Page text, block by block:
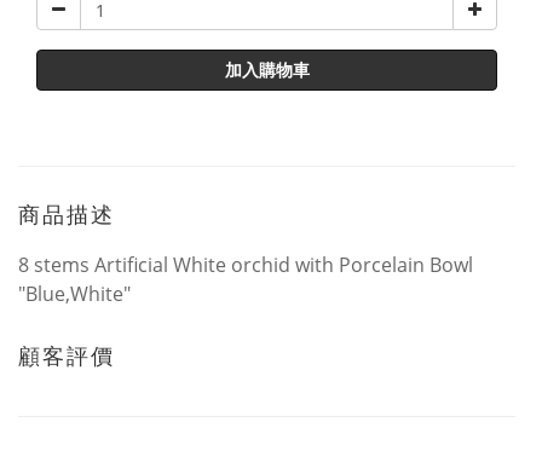
加入購物車
商品描述
8 stems Artificial White orchid with Porcelain Bowl
"Blue,White"
顧客評價